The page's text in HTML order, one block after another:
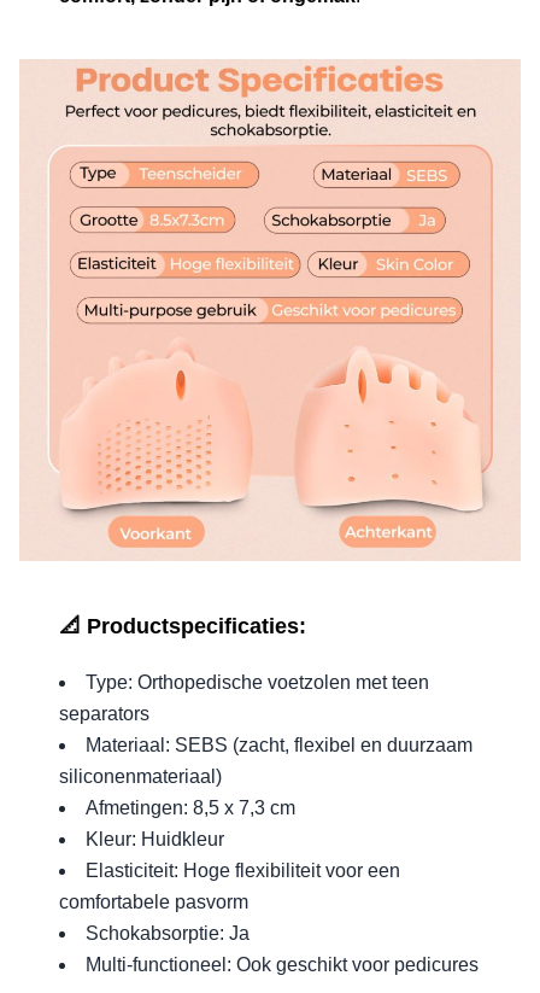
📐 Productspecificaties:
Type: Orthopedische voetzolen met teen
separators
Materiaal: SEBS (zacht, flexibel en duurzaam
siliconenmateriaal)
Afmetingen: 8,5 x 7,3 cm
Kleur: Huidkleur
Elasticiteit: Hoge flexibiliteit voor een
comfortabele pasvorm
Schokabsorptie: Ja
Multi-functioneel: Ook geschikt voor pedicures